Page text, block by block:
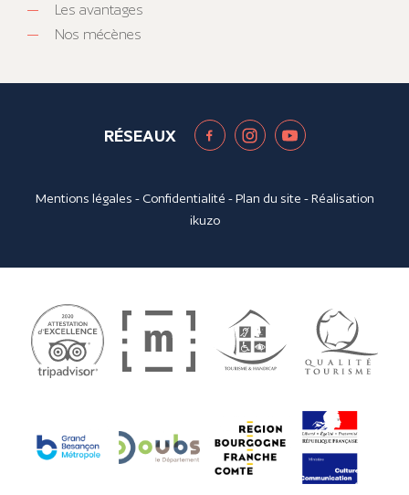
Les avantages
Nos mécènes
RÉSEAUX
Mentions légales - Confidentialité -Plan du site - Réalisation
ikuzo